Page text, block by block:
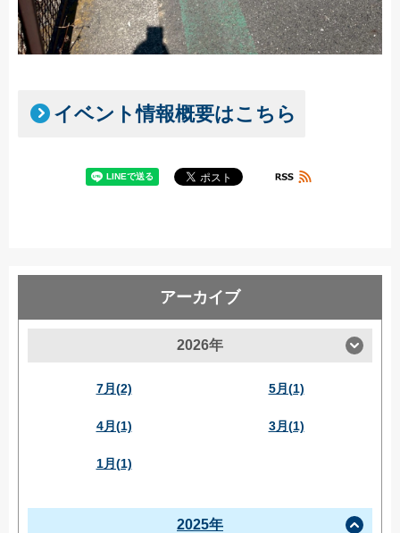
イベント情報概要はこちら
アーカイブ
2026年
7月(2) 5月(1)
4月(1) 3月(1)
1月(1)
2025年